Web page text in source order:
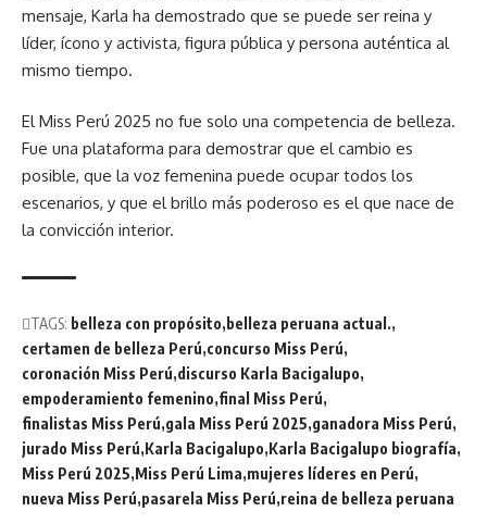
mensaje, Karla ha demostrado que se puede ser reina y
líder, ícono y activista, figura pública y persona auténtica al
mismo tiempo.
El Miss Perú 2025 no fue solo una competencia de belleza.
Fue una plataforma para demostrar que el cambio es
posible, que la voz femenina puede ocupar todos los
escenarios, y que el brillo más poderoso es el que nace de
la convicción interior.
TAGS: belleza con propósito belleza peruana actual.
certamen de belleza Perú concurso Miss Perú
coronación Miss Perú discurso Karla Bacigalupo
empoderamiento femenino final Miss Perú
finalistas Miss Perú gala Miss Perú 2025 ganadora Miss Perú
jurado Miss Perú Karla Bacigalupo Karla Bacigalupo biografía
Miss Perú 2025 Miss Perú Lima mujeres líderes en Perú
nueva Miss Perú pasarela Miss Perú reina de belleza peruana